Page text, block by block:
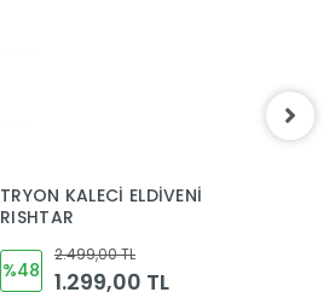
TRYON KALECİ ELDİVENİ
RISHTAR
%48
2.499,00 TL
1.299,00 TL